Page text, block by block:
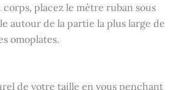
corps, placez le mètre ruban sous
autour de la partie la plus large de
omoplates.
de votre taille en vous penchant